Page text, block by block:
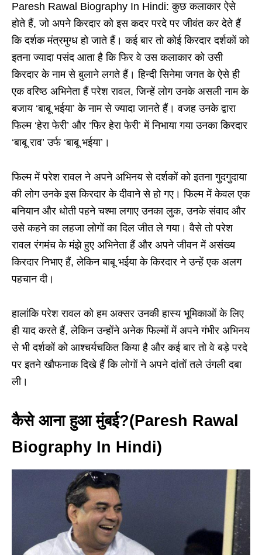
Paresh Rawal Biography In Hindi: कुछ कलाकार ऐसे
होते हैं, जो अपने किरदार को इस कदर परदे पर जीवंत कर देते हैं
कि दर्शक मंत्रमुग्ध हो जाते हैं। कई बार तो कोई किरदार दर्शकों को
इतना ज्यादा पसंद आता है कि फिर वे उस कलाकार को उसी
किरदार के नाम से बुलाने लगते हैं। हिन्दी सिनेमा जगत के ऐसे ही
एक वरिष्ठ अभिनेता हैं परेश रावल, जिन्हें लोग उनके असली नाम के
बजाय ‘बाबू भईया’ के नाम से ज्यादा जानते हैं। वजह उनके द्वारा
फिल्म ‘हेरा फेरी’ और ‘फिर हेरा फेरी’ में निभाया गया उनका किरदार
‘बाबू राव’ उर्फ ‘बाबू भईया’।
फिल्म में परेश रावल ने अपने अभिनय से दर्शकों को इतना गुदगुदाया
की लोग उनके इस किरदार के दीवाने से हो गए। फिल्म में केवल एक
बनियान और धोती पहने चश्मा लगाए उनका लुक, उनके संवाद और
उसे कहने का लहजा लोगों का दिल जीत ले गया। वैसे तो परेश
रावल रंगमंच के मंझे हुए अभिनेता हैं और अपने जीवन में असंख्य
किरदार निभाए हैं, लेकिन बाबू भईया के किरदार ने उन्हें एक अलग
पहचान दी।
हालांकि परेश रावल को हम अक्सर उनकी हास्य भूमिकाओं के लिए
ही याद करते हैं, लेकिन उन्होंने अनेक फिल्मों में अपने गंभीर अभिनय
से भी दर्शकों को आश्चर्यचकित किया है और कई बार तो वे बड़े परदे
पर इतने खौफनाक दिखे हैं कि लोगों ने अपने दांतों तले उंगली दबा
ली।
कैसे आना हुआ मुंबई?(Paresh Rawal
Biography In Hindi)